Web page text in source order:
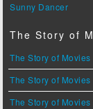
Sunny Dancer
The Story of
The Story of
The Story of
The Story of